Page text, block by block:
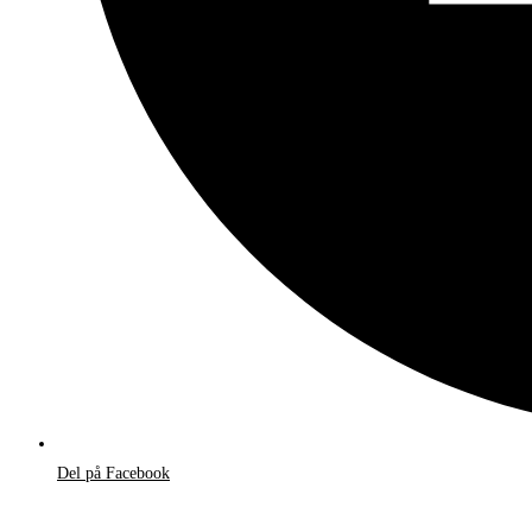
Del på Facebook